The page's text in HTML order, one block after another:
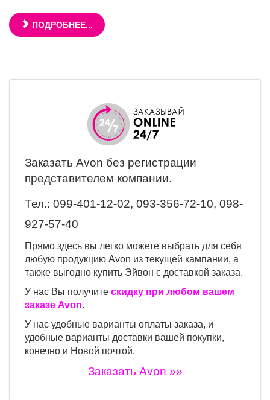
ПОДРОБНЕЕ...
Заказать Avon без регистрации
представителем компании.
Тел.: 099-401-12-02, 093-356-72-10, 098-
927-57-40
Прямо здесь вы легко можете выбрать для себя
любую продукцию Avon из текущей кампании, а
также выгодно купить Эйвон с доставкой заказа.
У нас Вы получите скидку при любом вашем
заказе Avon.
У нас удобные варианты оплаты заказа, и
удобные варианты доставки вашей покупки,
конечно и Новой почтой.
Заказать Avon »»